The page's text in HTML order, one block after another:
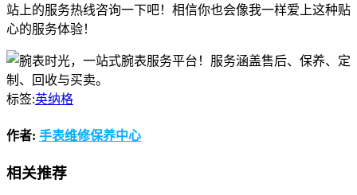
站上的服务热线咨询一下吧！相信你也会像我一样爱上这种贴
心的服务体验！
标签:英纳格
作者: 手表维修保养中心
相关推荐